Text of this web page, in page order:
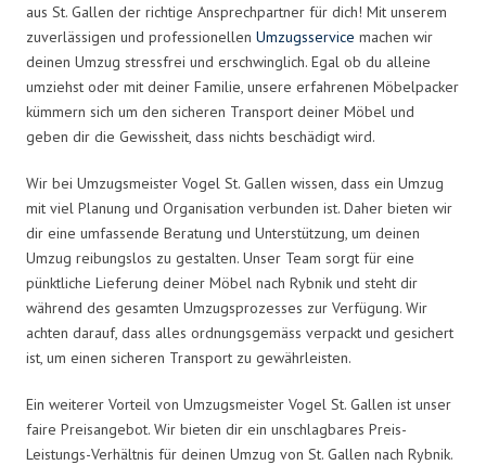
aus St. Gallen der richtige Ansprechpartner für dich! Mit unserem
zuverlässigen und professionellen Umzugsservice machen wir
deinen Umzug stressfrei und erschwinglich. Egal ob du alleine
umziehst oder mit deiner Familie, unsere erfahrenen Möbelpacker
kümmern sich um den sicheren Transport deiner Möbel und
geben dir die Gewissheit, dass nichts beschädigt wird.
Wir bei Umzugsmeister Vogel St. Gallen wissen, dass ein Umzug
mit viel Planung und Organisation verbunden ist. Daher bieten wir
dir eine umfassende Beratung und Unterstützung, um deinen
Umzug reibungslos zu gestalten. Unser Team sorgt für eine
pünktliche Lieferung deiner Möbel nach Rybnik und steht dir
während des gesamten Umzugsprozesses zur Verfügung. Wir
achten darauf, dass alles ordnungsgemäss verpackt und gesichert
ist, um einen sicheren Transport zu gewährleisten.
Ein weiterer Vorteil von Umzugsmeister Vogel St. Gallen ist unser
faire Preisangebot. Wir bieten dir ein unschlagbares Preis-
Leistungs-Verhältnis für deinen Umzug von St. Gallen nach Rybnik.